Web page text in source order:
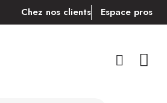
Chez nos clients Espace pros